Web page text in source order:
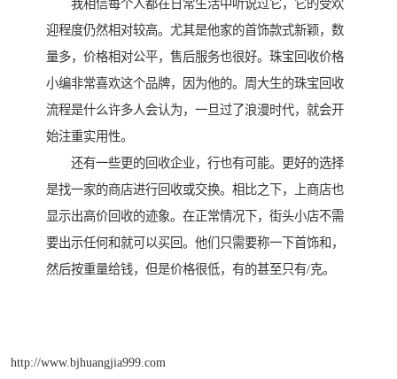
我相信每个人都在日常生活中听说过它，它的受欢
迎程度仍然相对较高。尤其是他家的首饰款式新颖，数
量多，价格相对公平，售后服务也很好。珠宝回收价格
小编非常喜欢这个品牌，因为他的。周大生的珠宝回收
流程是什么许多人会认为，一旦过了浪漫时代，就会开
始注重实用性。
还有一些更的回收企业，行也有可能。更好的选择
是找一家的商店进行回收或交换。相比之下，上商店也
显示出高价回收的迹象。在正常情况下，街头小店不需
要出示任何和就可以买回。他们只需要称一下首饰和，
然后按重量给钱，但是价格很低，有的甚至只有/克。
http://www.bjhuangjia999.com